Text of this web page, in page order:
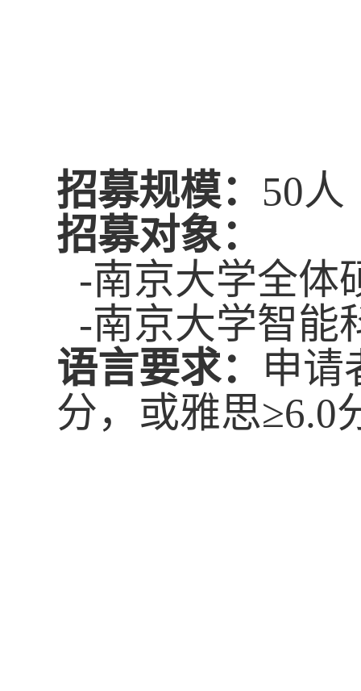
招募规模： 50人
招募对象：
-南京大学全体
-南京大学智能
语言要求： 申请
分，或雅思≥6.0